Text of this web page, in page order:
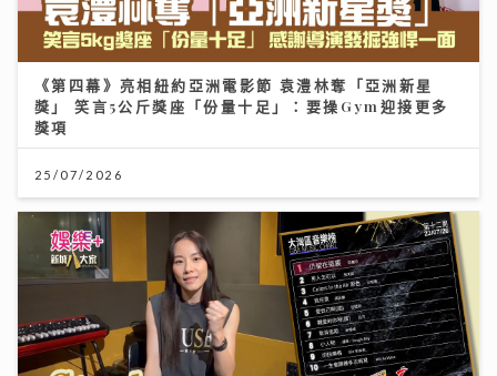
《第四幕》亮相紐約亞洲電影節 袁澧林奪「亞洲新星
獎」 笑言5公斤獎座「份量十足」：要操Gym迎接更多
獎項
25/07/2026